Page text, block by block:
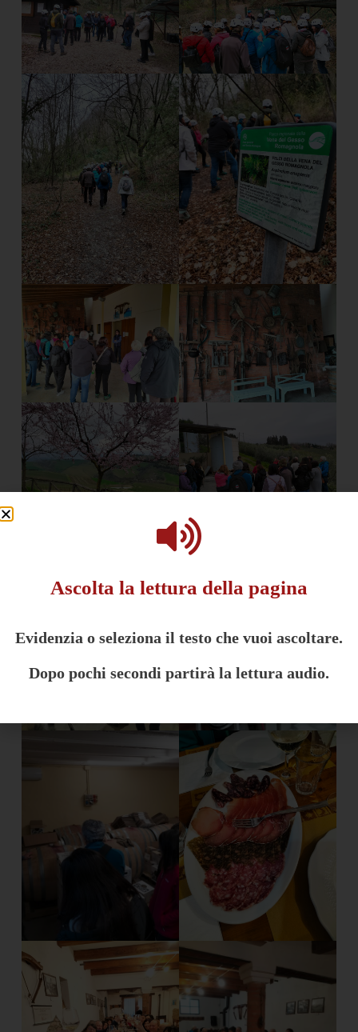
Ascolta la lettura della pagina
Evidenzia o seleziona il testo che vuoi ascoltare.
Dopo pochi secondi partirà la lettura audio.